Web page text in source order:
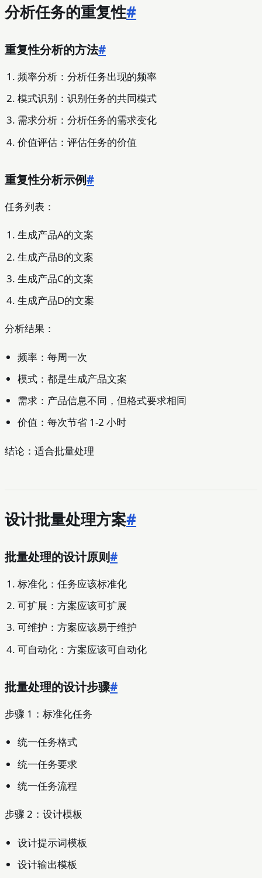
分析任务的重复性#
重复性分析的方法#
频率分析：分析任务出现的频率
模式识别：识别任务的共同模式
需求分析：分析任务的需求变化
价值评估：评估任务的价值
重复性分析示例#
任务列表：
生成产品A的文案
生成产品B的文案
生成产品C的文案
生成产品D的文案
分析结果：
频率：每周一次
模式：都是生成产品文案
需求：产品信息不同，但格式要求相同
价值：每次节省 1-2 小时
结论：适合批量处理
设计批量处理方案#
批量处理的设计原则#
标准化：任务应该标准化
可扩展：方案应该可扩展
可维护：方案应该易于维护
可自动化：方案应该可自动化
批量处理的设计步骤#
步骤 1：标准化任务
统一任务格式
统一任务要求
统一任务流程
步骤 2：设计模板
设计提示词模板
设计输出模板